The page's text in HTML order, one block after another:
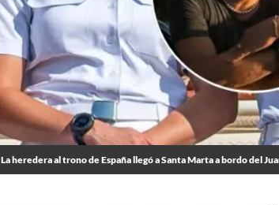
La heredera al trono de España llegó a Santa Marta a bordo del